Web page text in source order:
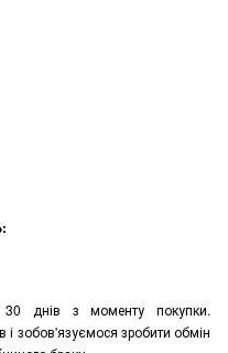
30 днів з моменту покупки.
і зобов'язуємося зробити обмін